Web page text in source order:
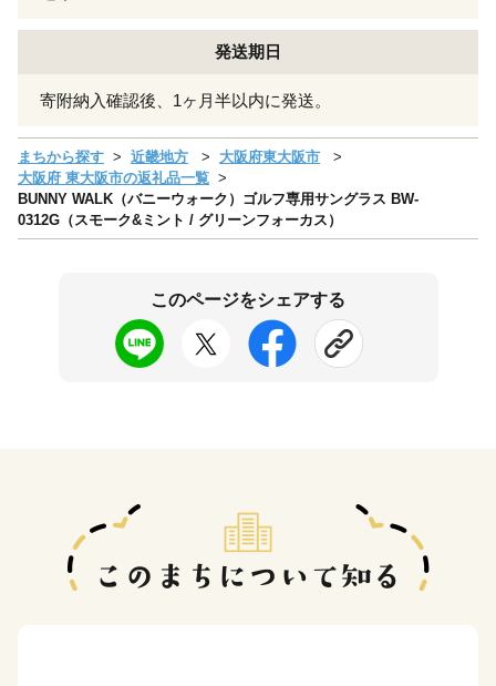
発送期日
寄附納入確認後、1ヶ月半以内に発送。
まちから探す 近畿地方
大阪府東大阪市
大阪府 東大阪市の返礼品一覧
BUNNY WALK（バニーウォーク）ゴルフ専用サングラス BW-
0312G（スモーク&ミント / グリーンフォーカス）
このページをシェアする